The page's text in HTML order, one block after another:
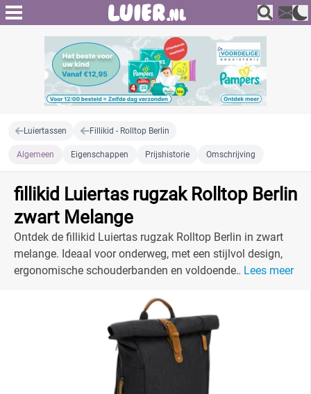
Luiertassen Fillikid - Rolltop Berlin
Algemeen Eigenschappen Prijshistorie Omschrijving
fillikid Luiertas rugzak Rolltop Berlin
zwart Melange
Ontdek de fillikid Luiertas rugzak Rolltop Berlin in zwart
melange. Ideaal voor onderweg, met een stijlvol design,
ergonomische schouderbanden en voldoende
Lees meer